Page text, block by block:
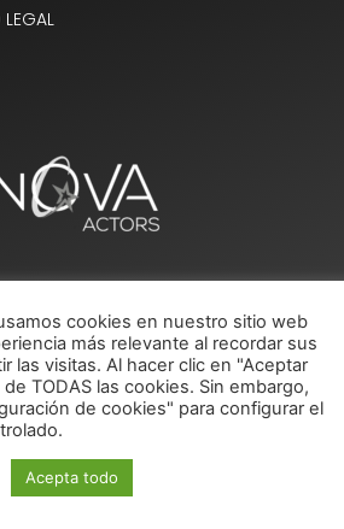
Nova Actors.
cookies en nuestro sitio web
más relevante al recordar sus
las visitas. Al hacer clic en "Aceptar
TODAS las cookies. Sin embargo,
de cookies" para configurar el
Acepta todo